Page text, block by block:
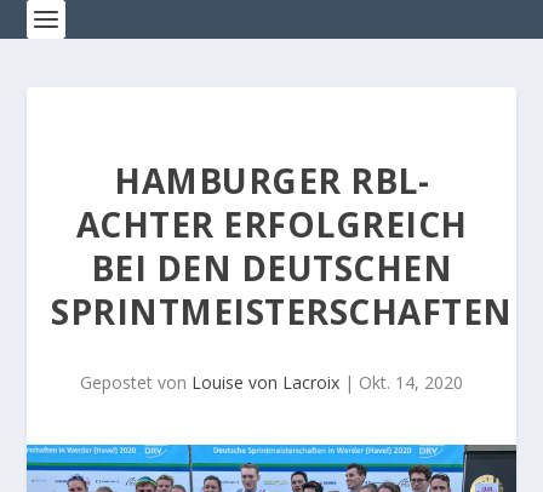
HAMBURGER RBL-
ACHTER ERFOLGREICH
BEI DEN DEUTSCHEN
SPRINTMEISTERSCHAFTEN
Gepostet von Louise von Lacroix | Okt. 14, 2020